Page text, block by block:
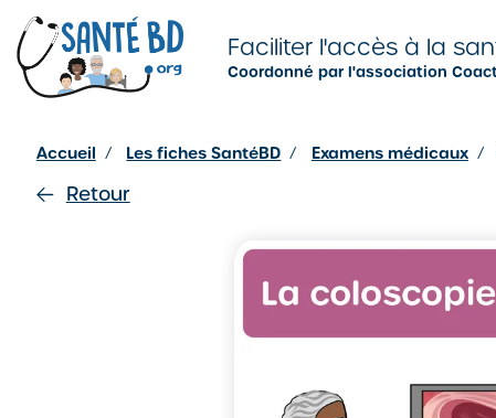
Je configure mes cookies
Faciliter l'accès à la
Coordonné par l'association
Accueil / Les fiches SantéBD / Examens médicaux /
Retour